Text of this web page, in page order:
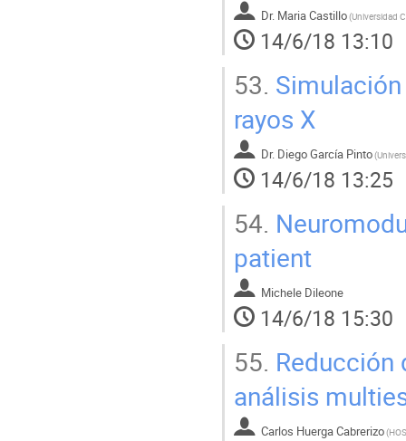
Dr. Maria Castillo(
14/6/18 13:10
53.
rayos X
Dr. Diego García Pinto(
14/6/18 13:25
54.
patient
Michele Dileone
14/6/18 15:30
55. Reducción
análisis
Carlos Huerga Cabrerizo(